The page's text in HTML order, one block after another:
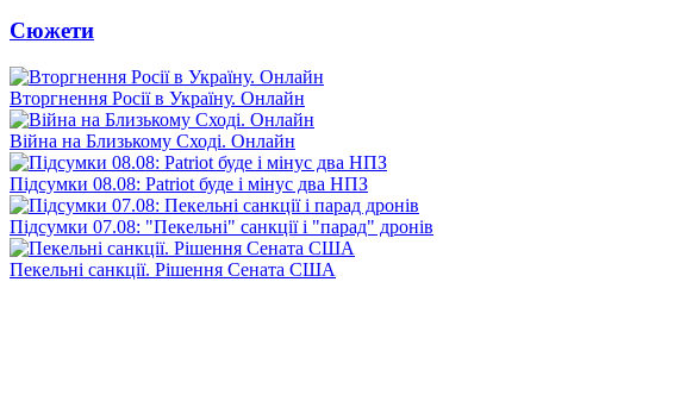
Сюжети
Вторгнення Росії в Україну. Онлайн
Війна на Близькому Сході. Онлайн
Підсумки 08.08: Patriot буде і мінус два НПЗ
Підсумки 07.08: "Пекельні" санкції і "парад" дронів
Пекельні санкції. Рішення Сената США